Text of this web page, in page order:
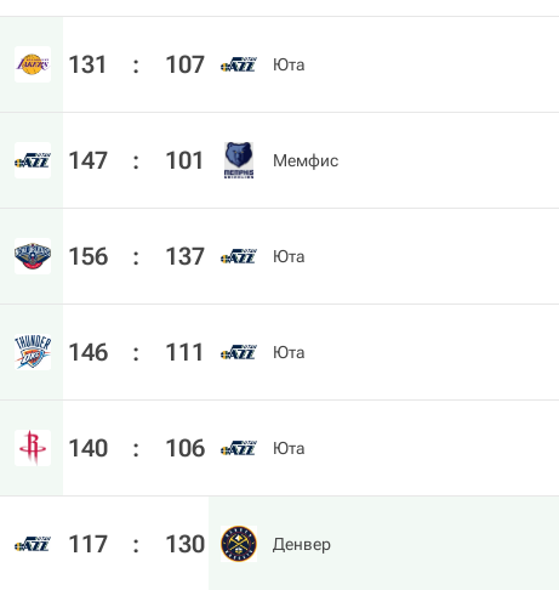
131 : 107 Юта
147 : 101 Мемфис
156 : 137 Юта
146 : 111 Юта
140 : 106 Юта
117 : 130 Денвер